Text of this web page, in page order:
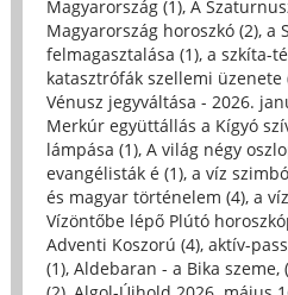
Magyarország (1), A
Magyarország horoszkó (2), a
felmagasztalása (1), a szkíta-
katasztrófák szellemi üzenete
Vénusz jegyváltása - 2026.
Merkúr együttállás a Kígyó
lámpása (1), A világ négy
evangélisták é (1), a víz
és magyar történelem (4), a
Vízöntőbe lépő Plútó
Adventi Koszorú (4), aktív-
(1), Aldebaran - a Bika szeme,